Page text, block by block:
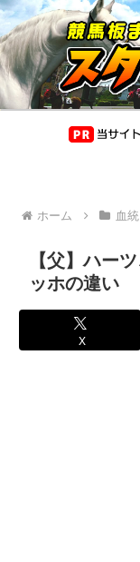
ホーム 血統
【父】ハー
ッホの違い
X